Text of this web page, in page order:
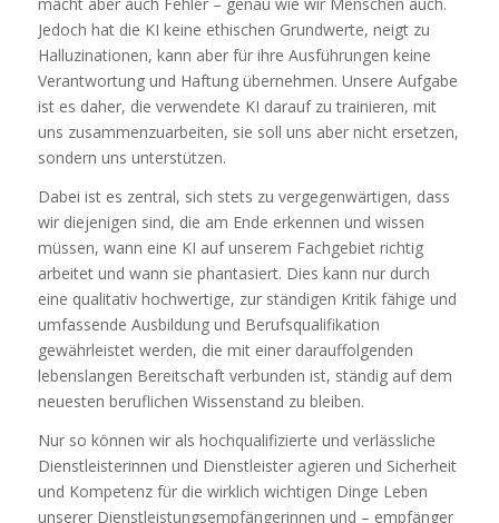
Jedoch hat die KI keine ethischen Grundwerte, neigt zu
Halluzinationen, kann aber für ihre Ausführungen keine
Verantwortung und Haftung übernehmen. Unsere Aufgabe
ist es daher, die verwendete KI darauf zu trainieren, mit
uns zusammenzuarbeiten, sie soll uns aber nicht ersetzen,
sondern uns unterstützen.
Dabei ist es zentral, sich stets zu vergegenwärtigen, dass
wir diejenigen sind, die am Ende erkennen und wissen
müssen, wann eine KI auf unserem Fachgebiet richtig
arbeitet und wann sie phantasiert. Dies kann nur durch
eine qualitativ hochwertige, zur ständigen Kritik fähige und
umfassende Ausbildung und Berufsqualifikation
gewährleistet werden, die mit einer darauffolgenden
lebenslangen Bereitschaft verbunden ist, ständig auf dem
neuesten beruflichen Wissenstand zu bleiben.
Nur so können wir als hochqualifizierte und verlässliche
Dienstleisterinnen und Dienstleister agieren und Sicherheit
und Kompetenz für die wirklich wichtigen Dinge Leben
unserer Dienstleistungsempfängerinnen und – empfänger